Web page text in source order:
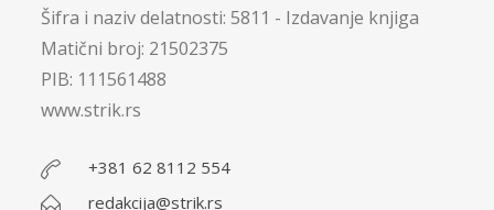
Šifra i naziv delatnosti: 5811 - Izdavanje knjiga
Matični broj: 21502375
PIB: 111561488
www.strik.rs
+381 62 8112 554
redakcija@strik.rs